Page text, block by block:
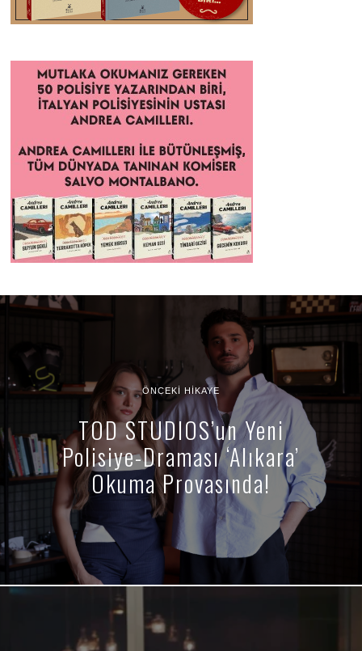
ÖNCEKI HIKAYE
TOD STUDIOS’un Yeni
Polisiye-Draması ‘Alıkara’
Okuma Provasında!